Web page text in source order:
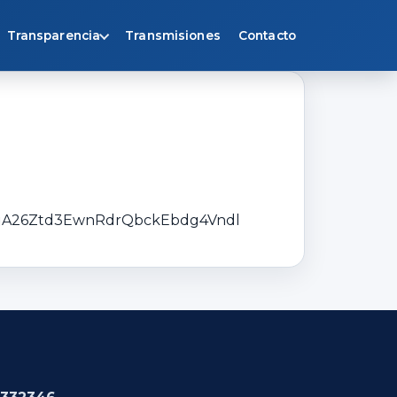
Transparencia Transmisiones Contacto